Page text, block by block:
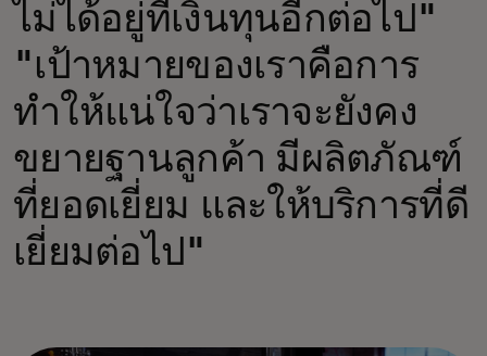
ไม่ได้อยู่ที่เงินทุนอีกต่อไป"
"เป้าหมายของเราคือการ
ทำให้แน่ใจว่าเราจะยังคง
ขยายฐานลูกค้า มีผลิตภัณฑ์
ที่ยอดเยี่ยม และให้บริการที่ดี
เยี่ยมต่อไป"